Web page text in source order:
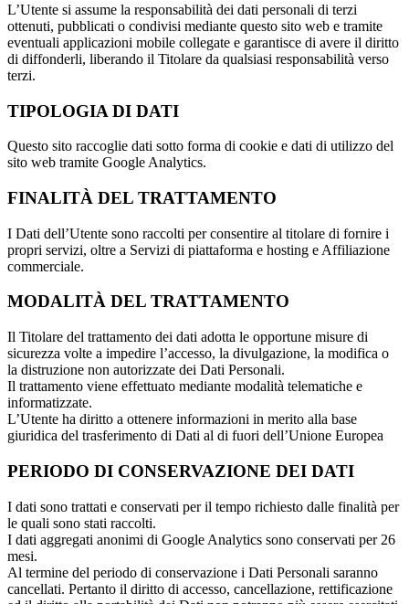
L’Utente si assume la responsabilità dei dati personali di terzi
ottenuti, pubblicati o condivisi mediante questo sito web e tramite
eventuali applicazioni mobile collegate e garantisce di avere il diritto
di diffonderli, liberando il Titolare da qualsiasi responsabilità verso
terzi.
TIPOLOGIA DI DATI
Questo sito raccoglie dati sotto forma di cookie e dati di utilizzo del
sito web tramite Google Analytics.
FINALITÀ DEL TRATTAMENTO
I Dati dell’Utente sono raccolti per consentire al titolare di fornire i
propri servizi, oltre a Servizi di piattaforma e hosting e Affiliazione
commerciale.
MODALITÀ DEL TRATTAMENTO
Il Titolare del trattamento dei dati adotta le opportune misure di
sicurezza volte a impedire l’accesso, la divulgazione, la modifica o
la distruzione non autorizzate dei Dati Personali.
Il trattamento viene effettuato mediante modalità telematiche e
informatizzate.
L’Utente ha diritto a ottenere informazioni in merito alla base
giuridica del trasferimento di Dati al di fuori dell’Unione Europea
PERIODO DI CONSERVAZIONE DEI DATI
I dati sono trattati e conservati per il tempo richiesto dalle finalità per
le quali sono stati raccolti.
I dati aggregati anonimi di Google Analytics sono conservati per 26
mesi.
Al termine del periodo di conservazione i Dati Personali saranno
cancellati. Pertanto il diritto di accesso, cancellazione, rettificazione